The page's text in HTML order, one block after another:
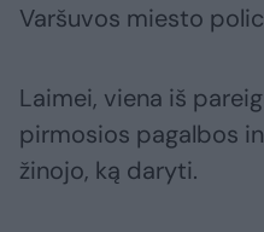
Varšuvos miesto
Laimei, viena iš
pirmosios pagalbos
žinojo, ką daryti.